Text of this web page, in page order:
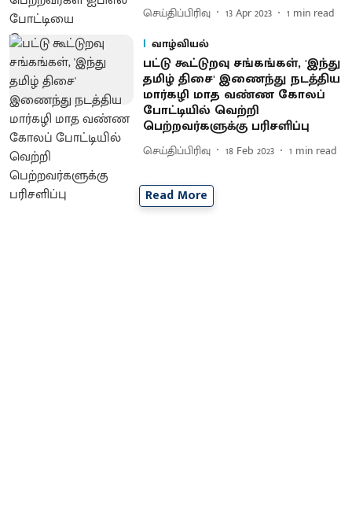
செய்திப்பிரிவு 13 Apr 2023 1 min read
வாழ்வியல்
பட்டு கூட்டுறவு சங்கங்கள், 'இந்து
தமிழ் திசை' இணைந்து நடத்திய
மார்கழி மாத வண்ண கோலப்
போட்டியில் வெற்றி
பெற்றவர்களுக்கு பரிசளிப்பு
செய்திப்பிரிவு 18 Feb 2023 1 min read
Read More